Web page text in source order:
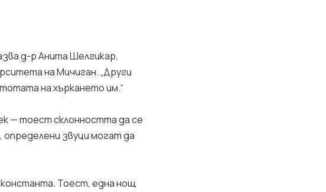
д-р Анита Шелгикар,
на Мичиган. „Други
на хъркането им.“
— тоест склонността да се
звуци могат да
Тоест, една нощ